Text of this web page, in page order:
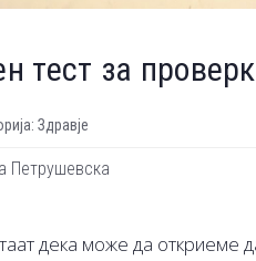
тест за
Здравје
Петрушевска
дека може да откриеме